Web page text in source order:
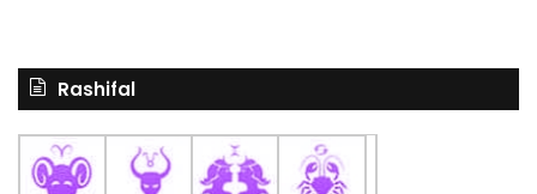
Rashifal